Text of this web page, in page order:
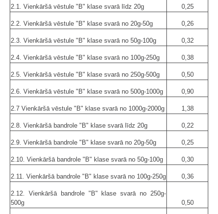
2.1. Vienkāršā vēstule "B" klase svarā līdz 20g 0,25
2.2. Vienkāršā vēstule "B" klase svarā no 20g-50g 0,26
2.3. Vienkāršā vēstule "B" klase svarā no 50g-100g 0,32
2.4. Vienkāršā vēstule "B" klase svarā no 100g-250g 0,38
2.5. Vienkāršā vēstule "B" klase svarā no 250g-500g 0,50
2.6. Vienkāršā vēstule "B" klase svarā no 500g-1000g 0,90
2.7 Vienkāršā vēstule "B" klase svarā no 1000g-2000g 1,38
2.8. Vienkāršā bandrole "B" klase svarā līdz 20g 0,22
2.9. Vienkāršā bandrole "B" klase svarā no 20g-50g 0,25
2.10. Vienkāršā bandrole "B" klase svarā no 50g-100g 0,30
2.11. Vienkāršā bandrole "B" klase svarā no 100g-250g 0,36
2.12. Vienkāršā bandrole "B" klase svarā no 250g-
500g
0,50